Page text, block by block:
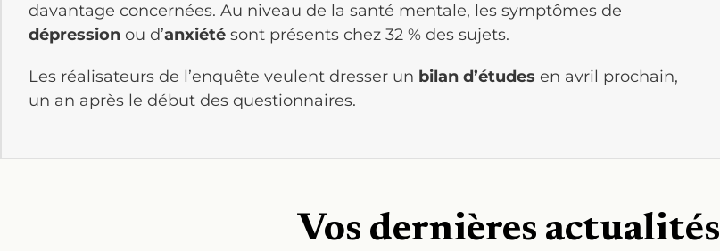
davantage concernées. Au niveau de la santé mentale, les symptômes de
dépression ou d’anxiété sont présents chez 32 % des sujets.
Les réalisateurs de l’enquête veulent dresser un bilan d’études en avril prochain,
un an après le début des questionnaires.
Vos dernières actualités